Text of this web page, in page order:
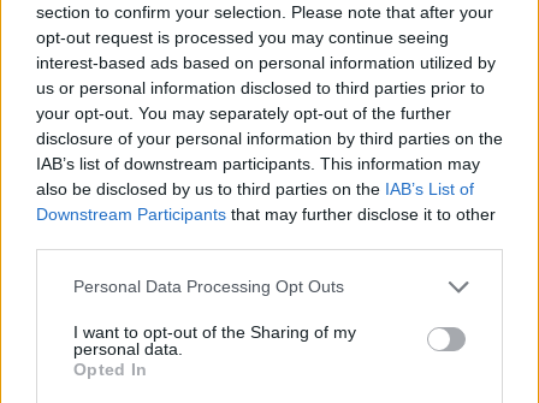
section to confirm your selection. Please note that after your
opt-out request is processed you may continue seeing
interest-based ads based on personal information utilized by
us or personal information disclosed to third parties prior to
your opt-out. You may separately opt-out of the further
disclosure of your personal information by third parties on the
IAB’s list of downstream participants. This information may
also be disclosed by us to third parties on the IAB’s List of
Downstream Participants that may further disclose it to other
Personal Data Processing Opt Outs
I want to opt-out of the Sharing of my
personal data.
Opted In
Pirmoji atkurtos
nepriklausomos Lietuvos
premjerė atgulė amžinojo
poilsio (1)
Statybos inspekcija
Pinskų sodyboje nustatė
dar vieną pažeidimą:
nurodyta nugriauti dalį
terasos
(2)
Lietuva
Ketvirtadienį bus
Lietuva